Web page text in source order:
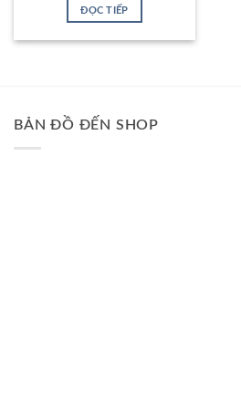
ĐỌC TIẾP
BẢN ĐỒ ĐẾN SHOP